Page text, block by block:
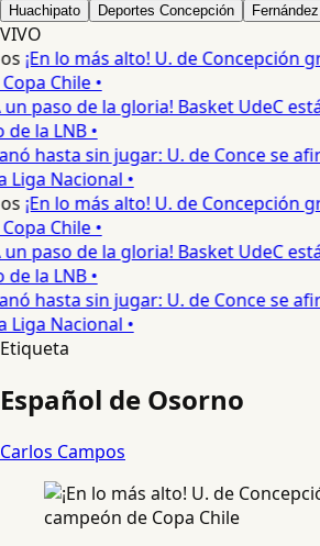
Huachipato Deportes Concepción
VIVO
¡En lo más alto! U. de Concepción
Chile •
un paso de la gloria! Basket UdeC
la LNB •
hasta sin jugar: U. de Conce se
Nacional •
¡En lo más alto! U. de Concepción
Chile •
un paso de la gloria! Basket UdeC
la LNB •
hasta sin jugar: U. de Conce se
Nacional •
Etiqueta
Español de Osorno
Carlos Campos